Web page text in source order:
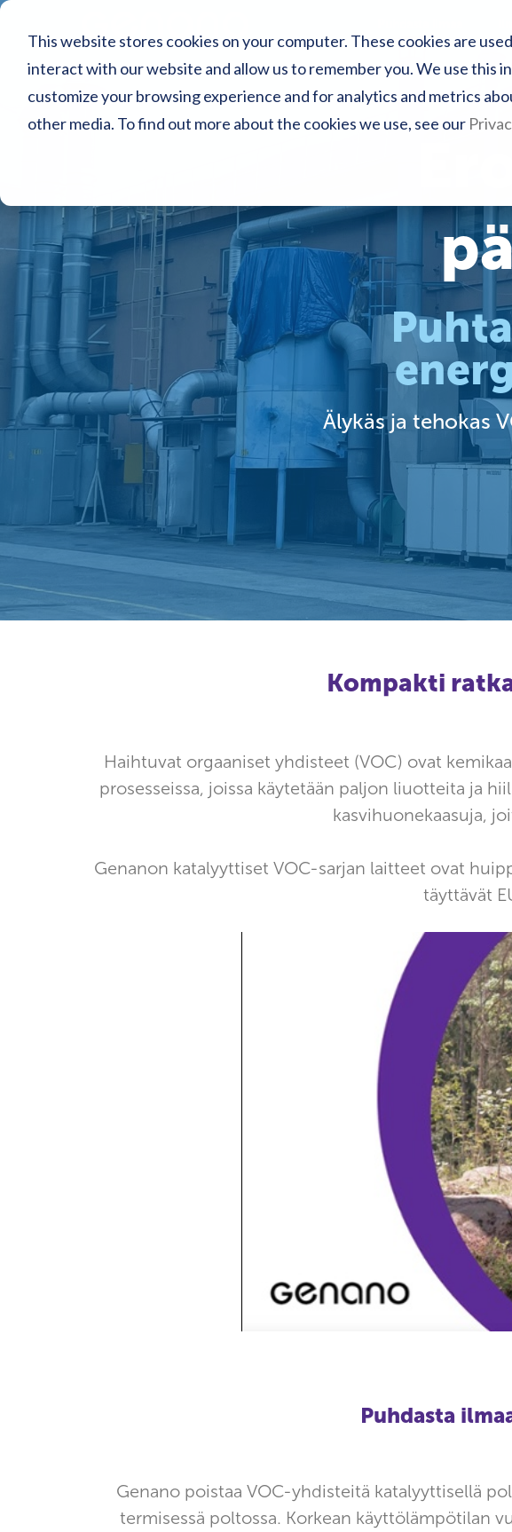
This website stores cookies on your computer. These cookies are
interact with our website and allow us to remember you. We use this
customize your browsing experience and for analytics and metrics
other media. To find out more about the cookies we use, see our
Älykäs ja tehokas
Kompakti
Haihtuvat orgaaniset yhdisteet (VOC) ovat
prosesseissa, joissa käytetään paljon liuotteita ja
kasvihuonekaasuja,
Genanon katalyyttiset VOC-sarjan laitteet ovat
täyttävät
Puhdasta
Genano poistaa VOC-yhdisteitä katalyyttisellä
termisessä poltossa. Korkean käyttölämpötilan